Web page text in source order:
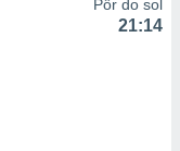
Pôr do sol
21:14